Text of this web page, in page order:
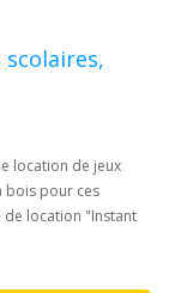
scolaires,
location de jeux
bois pour ces
de location "Instant